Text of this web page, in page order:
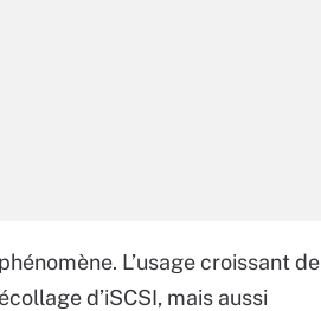
L’usage croissant de
d’iSCSI, mais aussi